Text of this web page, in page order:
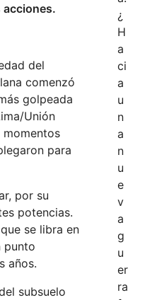
acciones.
del
comenzó
golpeada
Unión
momentos
para
por su
potencias.
se libra en
punto
años.
subsuelo